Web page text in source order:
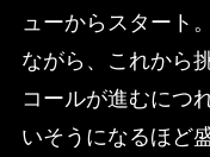
ューからスタート
ながら、これから
コールが進むにつ
いそうになるほど